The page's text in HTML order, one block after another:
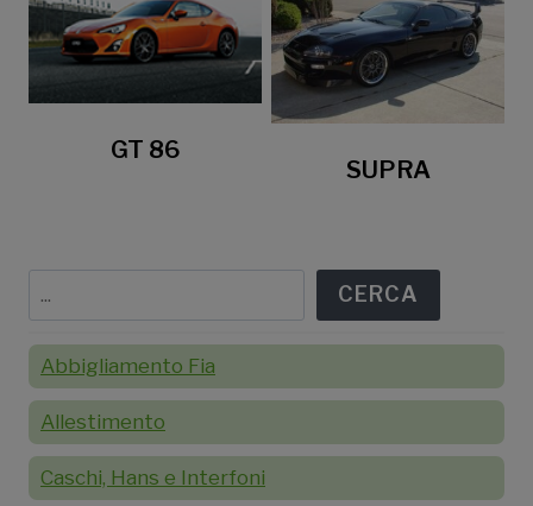
GT 86
SUPRA
CERCA
Abbigliamento Fia
Allestimento
Caschi, Hans e Interfoni